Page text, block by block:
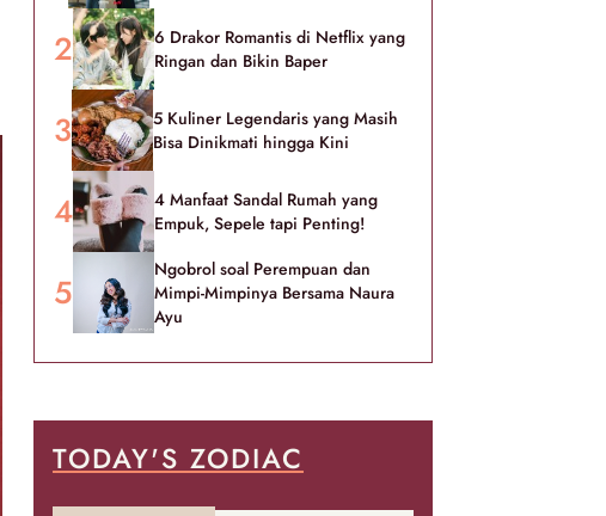
6 Drakor Romantis di Netflix yang
Ringan dan Bikin Baper
5 Kuliner Legendaris yang Masih
Bisa Dinikmati hingga Kini
4 Manfaat Sandal Rumah yang
Empuk, Sepele tapi Penting!
Ngobrol soal Perempuan dan
Mimpi-Mimpinya Bersama Naura
Ayu
TODAY'S ZODIAC